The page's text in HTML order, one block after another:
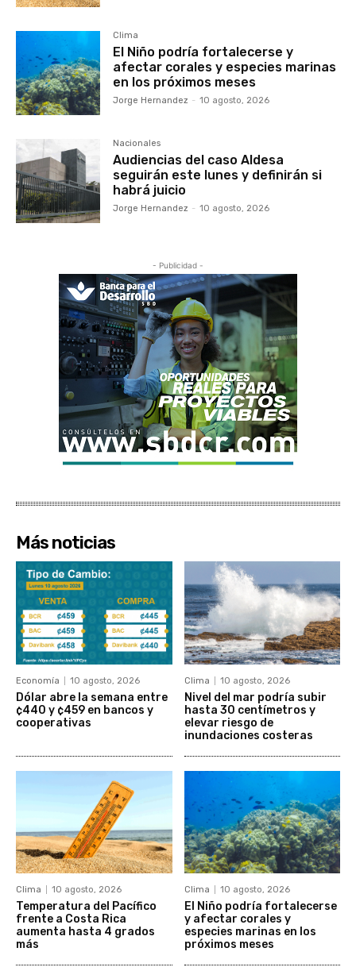
Clima
El Niño podría fortalecerse y
afectar corales y especies marinas
en los próximos meses
Jorge Hernandez - 10 agosto, 2026
Nacionales
Audiencias del caso Aldesa
seguirán este lunes y definirán si
habrá juicio
Jorge Hernandez - 10 agosto, 2026
- Publicidad -
Más noticias
Economía 10 agosto, 2026
Dólar abre la semana entre
¢440 y ¢459 en bancos y
cooperativas
Clima 10 agosto, 2026
Nivel del mar podría subir
hasta 30 centímetros y
elevar riesgo de
inundaciones costeras
Clima 10 agosto, 2026
Temperatura del Pacífico
frente a Costa Rica
aumenta hasta 4 grados
más
Clima 10 agosto, 2026
El Niño podría fortalecerse
y afectar corales y
especies marinas en los
próximos meses